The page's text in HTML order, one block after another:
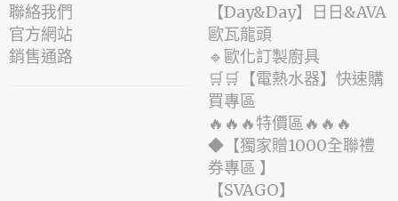
聯絡我們
官方網站
銷售通路
️【Day&Day】️日日&AVA
歐瓦龍頭
🔹歐化訂製廚具
🛒🛒【電熱水器】快速購
買專區
🔥🔥🔥特價區🔥🔥🔥
◆【獨家贈1000全聯禮
券專區 】
️【SVAGO】️